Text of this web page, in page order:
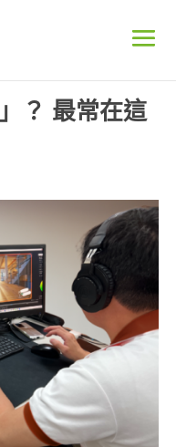
？ 最常在這